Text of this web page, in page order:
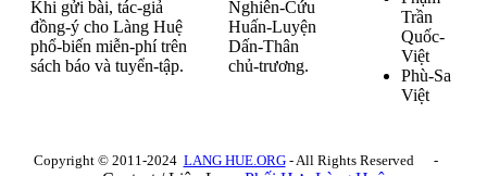
Khi gửi bài, tác-giả
đồng-ý cho Làng Huệ
phổ-biến miễn-phí trên
sách báo và tuyển-tập.
Nghiên-Cứu
Huấn-Luyện
Dấn-Thân
chủ-trương.
Trần
Quốc-
Việt
Phù-Sa
Việt
Copyright © 2011-2024 LANG HUE.ORG- All Rights Reserved -